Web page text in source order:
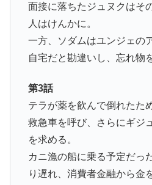
面接に落ちたジュヌクはそ
人はけんかに。
一方、ソダムはユンジェの
自宅だと勘違いし、忘れ物
第3話
テラが薬を飲んで倒れたた
救急車を呼び、さらにギジ
を求める。
カニ漁の船に乗る予定だっ
り遅れ、消費者金融から金